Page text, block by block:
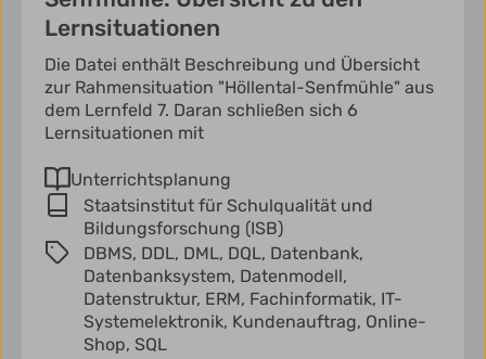
Lernsituationen
Die Datei enthält Beschreibung und Übersicht
zur Rahmensituation "Höllental-Senfmühle" aus
dem Lernfeld 7. Daran schließen sich 6
Lernsituationen mit
Unterrichtsplanung
Staatsinstitut für Schulqualität und
Bildungsforschung (ISB)
DBMS, DDL, DML, DQL, Datenbank,
Datenbanksystem, Datenmodell,
Datenstruktur, ERM, Fachinformatik, IT-
Systemelektronik, Kundenauftrag, Online-
Shop, SQL